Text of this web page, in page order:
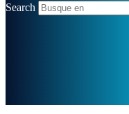
Search